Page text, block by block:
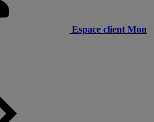
Espace client Mon